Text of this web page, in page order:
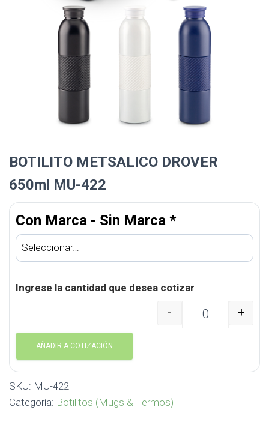
BOTILITO METSALICO DROVER
650ml MU-422
Con Marca - Sin Marca *
Ingrese la cantidad que desea cotizar
BOTILITO
- +
AÑADIR A COTIZACIÓN
SKU: MU-422
Categoría: Botilitos (Mugs & Termos)